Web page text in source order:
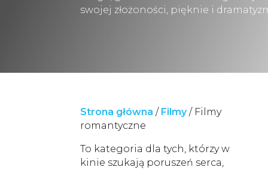
swojej złożoności, pięknie i
Strona główna / Filmy/ Filmy
romantyczne
To kategoria dla tych, którzy w
kinie szukają poruszeń serca,